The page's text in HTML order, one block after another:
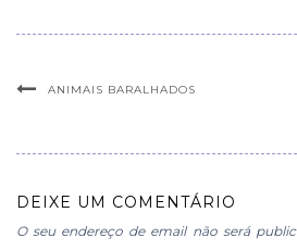
ANIMAIS BARALHADOS
DEIXE UM COMENTÁRIO
O seu endereço de email não será